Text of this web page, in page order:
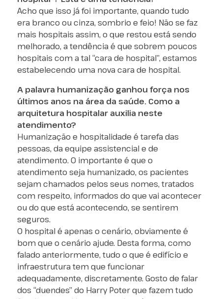
Acho que isso já foi importante, quando tudo
era branco ou cinza, sombrio e feio! Não se faz
mais hospitais assim, o que restou está sendo
melhorado, a tendência é que sobrem poucos
hospitais com a tal “cara de hospital”, estamos
estabelecendo uma nova cara de hospital.
A palavra humanização ganhou força nos
últimos anos na área da saúde. Como a
arquitetura hospitalar auxilia neste
atendimento?
Humanização e hospitalidade é tarefa das
pessoas, da equipe assistencial e de
atendimento. O importante é que o
atendimento seja humanizado, os pacientes
sejam chamados pelos seus nomes, tratados
com respeito, informados do que vai acontecer
ou do que está acontecendo, se sentirem
seguros.
O hospital é apenas o cenário, obviamente é
bom que o cenário ajude. Desta forma, como
falado anteriormente, tudo o que é edifício e
infraestrutura tem que funcionar
adequadamente, discretamente. Gosto de falar
dos “duendes” do Harry Poter que fazem tudo